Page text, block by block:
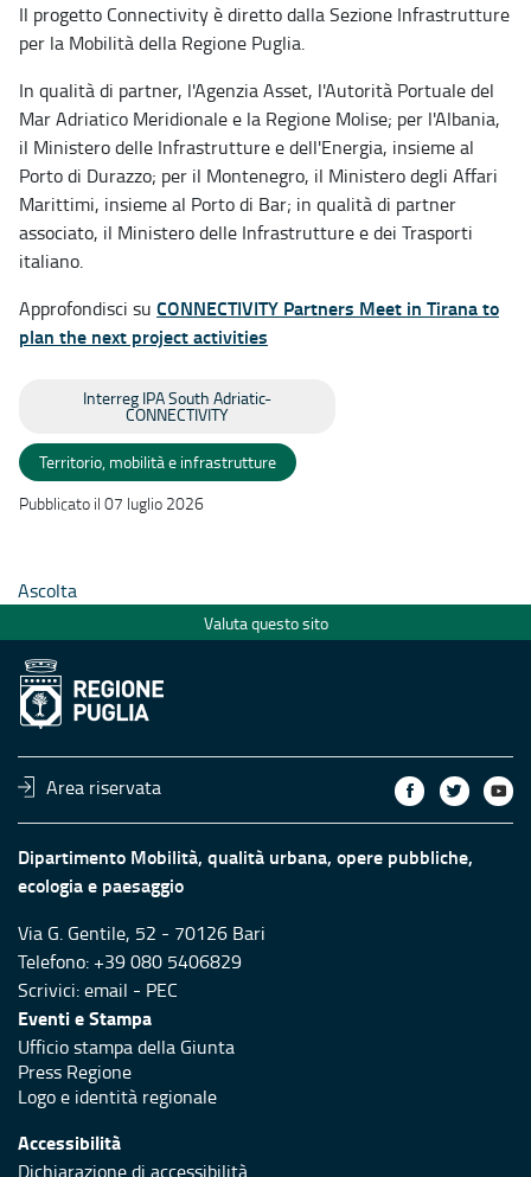
Il progetto Connectivity è diretto dalla Sezione Infrastrutture
per la Mobilità della Regione Puglia.
In qualità di partner, l'Agenzia Asset, l'Autorità Portuale del
Mar Adriatico Meridionale e la Regione Molise; per l'Albania,
il Ministero delle Infrastrutture e dell'Energia, insieme al
Porto di Durazzo; per il Montenegro, il Ministero degli Affari
Marittimi, insieme al Porto di Bar; in qualità di partner
associato, il Ministero delle Infrastrutture e dei Trasporti
italiano.
Approfondisci su CONNECTIVITY Partners Meet in Tirana to
plan the next project activities
Interreg IPA South Adriatic-
CONNECTIVITY
Territorio, mobilità e infrastrutture
Pubblicato il 07 luglio 2026
Ascolta
Valuta questo sito
Area riservata
Dipartimento Mobilità, qualità urbana, opere pubbliche,
ecologia e paesaggio
Via G. Gentile, 52 - 70126 Bari
Telefono: +39 080 5406829
Scrivici:email - PEC
Eventi e Stampa
Ufficio stampa della Giunta
Press Regione
Logo e identità regionale
Accessibilità
Dichiarazione di accessibilità